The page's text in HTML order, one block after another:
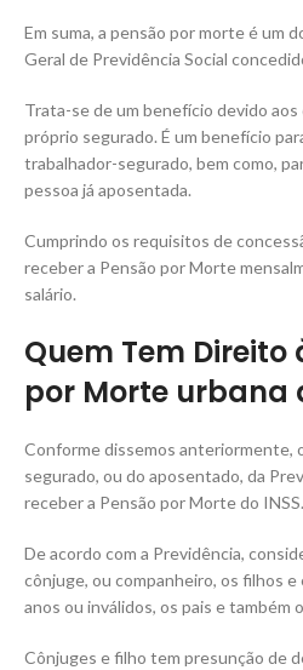
Em suma, a pensão por morte é um
Geral de Previdência Social
Trata-se de um benefício devido
próprio segurado. É um benefício
trabalhador-segurado, bem como,
pessoa já aposentada.
Cumprindo os requisitos de
receber a Pensão por Morte
salário.
Quem Tem Direito
por Morte urbana
Conforme dissemos anteriormente,
segurado, ou do aposentado, da
receber a Pensão por Morte do INSS.
De acordo com a Previdência,
cônjuge, ou companheiro, os filhos
anos ou inválidos, os pais e também
Cônjuges e filho tem presunção de